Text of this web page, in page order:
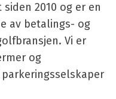
2010 og er en
av betalings- og
Vi er
og